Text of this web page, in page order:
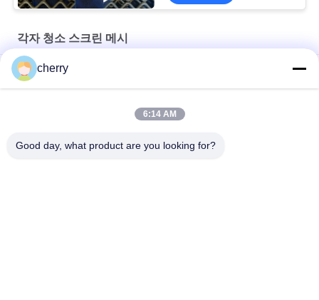
각자 청소 스크린 메시
실리카 모래 세척용 셰이커 자갈 채광 진동 스크린
cherry
6:14 AM
Good day, what product are you looking for?